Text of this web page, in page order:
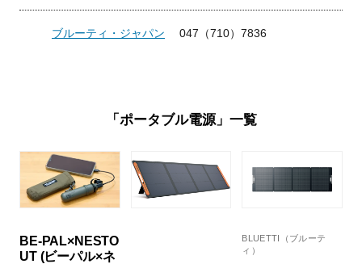
ブルーティ・ジャパン 047（710）7836
「ポータブル電源」一覧
BE-PAL×NESTO
UT (ビーパル×ネ
BLUETTI（ブルーテ
ィ）